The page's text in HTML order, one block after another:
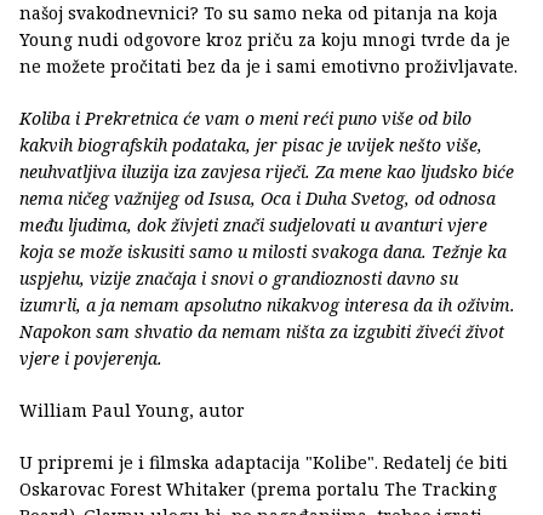
našoj svakodnevnici? To su samo neka od pitanja na koja
Young nudi odgovore kroz priču za koju mnogi tvrde da je
ne možete pročitati bez da je i sami emotivno proživljavate.
Koliba i Prekretnica će vam o meni reći puno više od bilo
kakvih biografskih podataka, jer pisac je uvijek nešto više,
neuhvatljiva iluzija iza zavjesa riječi. Za mene kao ljudsko biće
nema ničeg važnijeg od Isusa, Oca i Duha Svetog, od odnosa
među ljudima, dok živjeti znači sudjelovati u avanturi vjere
koja se može iskusiti samo u milosti svakoga dana. Težnje ka
uspjehu, vizije značaja i snovi o grandioznosti davno su
izumrli, a ja nemam apsolutno nikakvog interesa da ih oživim.
Napokon sam shvatio da nemam ništa za izgubiti živeći život
vjere i povjerenja.
William Paul Young, autor
U pripremi je i filmska adaptacija "Kolibe". Redatelj će biti
Oskarovac Forest Whitaker (prema portalu The Tracking